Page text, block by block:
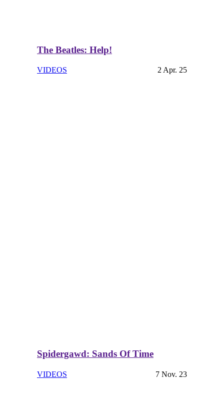
The Beatles: Help!
VIDEOS 2 Apr. 25
Spidergawd: Sands Of Time
VIDEOS 7 Nov. 23